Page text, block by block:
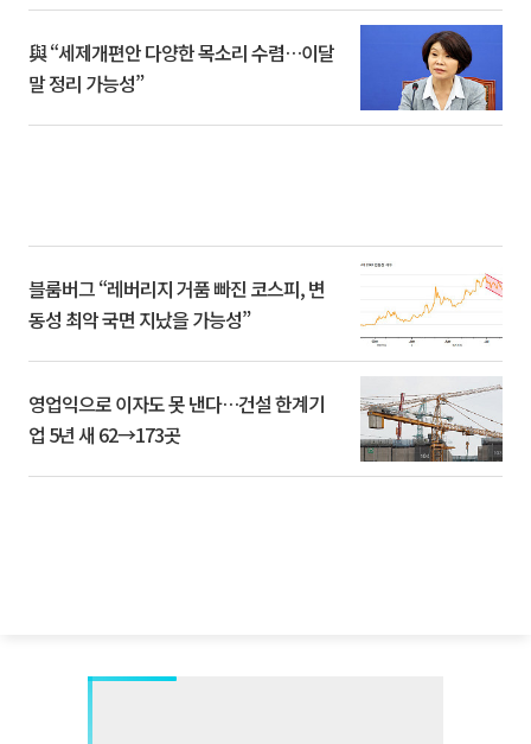
與 “세제개편안 다양한 목소리 수렴…이달
말 정리 가능성”
블룸버그 “레버리지 거품 빠진 코스피, 변
동성 최악 국면 지났을 가능성”
영업익으로 이자도 못 낸다…건설 한계기
업 5년 새 62→173곳